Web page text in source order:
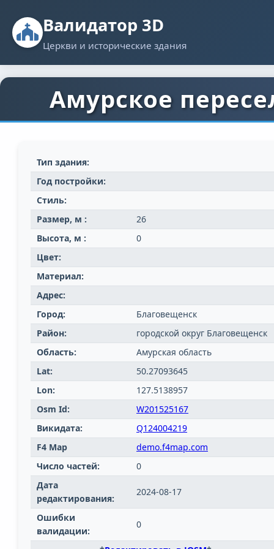
Валидатор 3D
Церкви и исторические здания
Амурское
Тип здания:
Год постройки:
Стиль:
Размер, м :
26
Высота, м :
0
Цвет:
Материал:
Адрес:
Город:
Благовещенск
Район:
городской округ Благовещенск
Область:
Амурская область
Lat:
50.27093645
Lon:
127.5138957
Osm Id:
W201525167
Викидата:
Q124004219
F4 Map
demo.f4map.com
Число частей:
0
Дата
редактирования:
2024-08-17
Ошибки
валидации:
0